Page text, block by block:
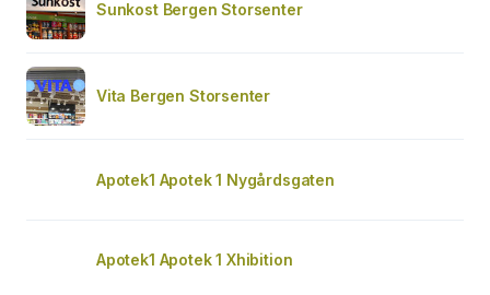
Sunkost Bergen Storsenter
Vita Bergen Storsenter
Apotek1 Apotek 1 Nygårdsgaten
Apotek1 Apotek 1 Xhibition